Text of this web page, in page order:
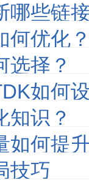
哪些链
何优化
选择？
如何
知识？
如何提
技巧